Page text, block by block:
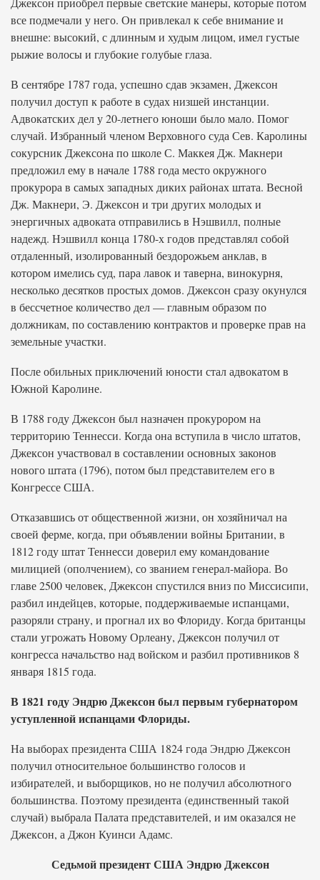
все подмечали у него. Он привлекал к себе внимание и
внешне: высокий, с длинным и худым лицом, имел густые
рыжие волосы и глубокие голубые глаза.
В сентябре 1787 года, успешно сдав экзамен, Джексон
получил доступ к работе в судах низшей инстанции.
Адвокатских дел у 20-летнего юноши было мало. Помог
случай. Избранный членом Верховного суда Сев. Каролины
сокурсник Джексона по школе С. Маккея Дж. Макнери
предложил ему в начале 1788 года место окружного
прокурора в самых западных диких районах штата. Весной
Дж. Макнери, Э. Джексон и три других молодых и
энергичных адвоката отправились в Нэшвилл, полные
надежд. Нэшвилл конца 1780-х годов представлял собой
отдаленный, изолированный бездорожьем анклав, в
котором имелись суд, пара лавок и таверна, винокурня,
несколько десятков простых домов. Джексон сразу окунулся
в бессчетное количество дел — главным образом по
должникам, по составлению контрактов и проверке прав на
земельные участки.
После обильных приключений юности стал адвокатом в
Южной Каролине.
В 1788 году Джексон был назначен прокурором на
территорию Теннесси. Когда она вступила в число штатов,
Джексон участвовал в составлении основных законов
нового штата (1796), потом был представителем его в
Конгрессе США.
Отказавшись от общественной жизни, он хозяйничал на
своей ферме, когда, при объявлении войны Британии, в
1812 году штат Теннесси доверил ему командование
милицией (ополчением), со званием генерал-майора. Во
главе 2500 человек, Джексон спустился вниз по Миссисипи,
разбил индейцев, которые, поддерживаемые испанцами,
разоряли страну, и прогнал их во Флориду. Когда британцы
стали угрожать Новому Орлеану, Джексон получил от
конгресса начальство над войском и разбил противников 8
января 1815 года.
В 1821 году Эндрю Джексон был первым губернатором
уступленной испанцами Флориды.
На выборах президента США 1824 года Эндрю Джексон
получил относительное большинство голосов и
избирателей, и выборщиков, но не получил абсолютного
большинства. Поэтому президента (единственный такой
случай) выбрала Палата представителей, и им оказался не
Джексон, а Джон Куинси Адамс.
Седьмой президент США Эндрю Джексон